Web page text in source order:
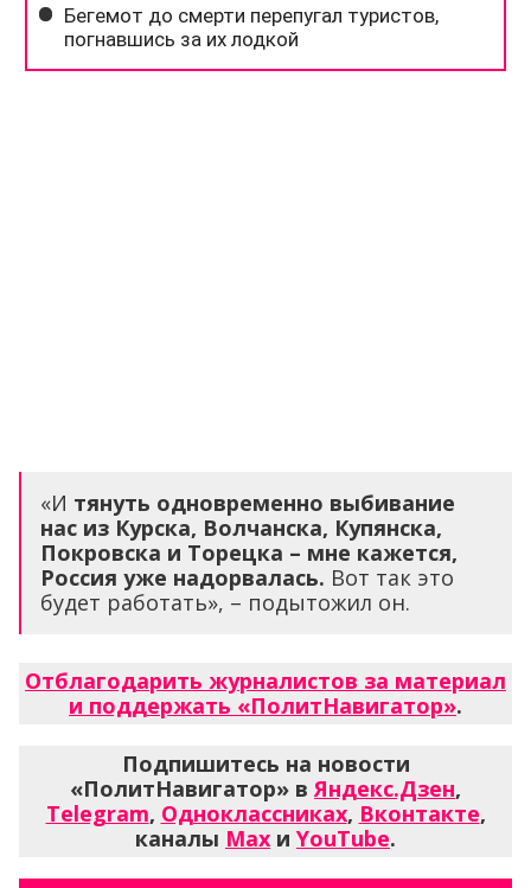
«И тянуть одновременно выбивание
нас из Курска, Волчанска, Купянска,
Покровска и Торецка – мне кажется,
Россия уже надорвалась. Вот так это
будет работать», – подытожил он.
Отблагодарить журналистов за материал
и поддержать «ПолитНавигатор».
Подпишитесь на новости
«ПолитНавигатор» вЯндекс.Дзен,
Telegram, Одноклассниках, Вконтакте,
каналы Max и YouTube.